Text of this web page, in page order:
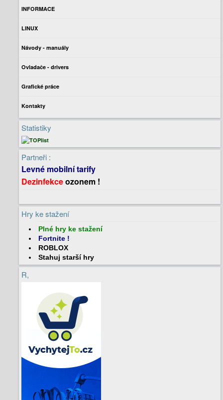
INFORMACE
LINUX
Návody - manuály
Ovladače - drivers
Grafické práce
Kontakty
Statistiky
Partneři :
Levné mobilní tarify
Dezinfekceozonem !
Hry ke stažení
Plné hry ke stažení
Fortnite !
ROBLOX
Stahuj starší hry
R,